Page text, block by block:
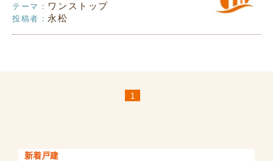
テーマ： ワンストップ
投稿者： 永松
1
新着戸建